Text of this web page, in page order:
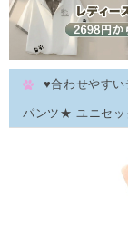
♥合わせやす
パンツ★ ユニセッ